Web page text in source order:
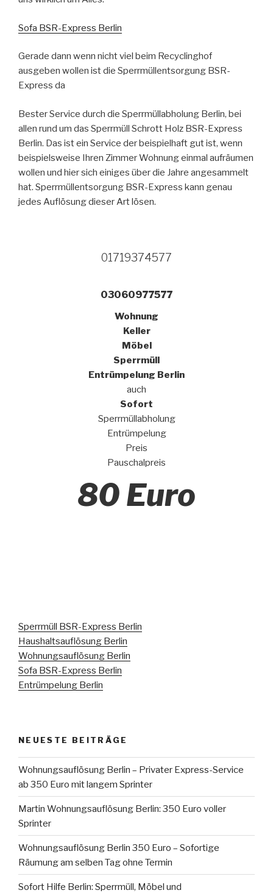
Sofa BSR-Express Berlin
Gerade dann wenn nicht viel beim Recyclinghof
ausgeben wollen ist die Sperrmüllentsorgung BSR-
Express da
Bester Service durch die Sperrmüllabholung Berlin, bei
allen rund um das Sperrmüll Schrott Holz BSR-Express
Berlin. Das ist ein Service der beispielhaft gut ist, wenn
beispielsweise Ihren Zimmer Wohnung einmal aufräumen
wollen und hier sich einiges über die Jahre angesammelt
hat. Sperrmüllentsorgung BSR-Express kann genau
jedes Auflösung dieser Art lösen.
01719374577
03060977577
Wohnung
Keller
Möbel
Sperrmüll
Entrümpelung Berlin
auch
Sofort
Sperrmüllabholung
Entrümpelung
Preis
Pauschalpreis
80 Euro
Sperrmüll BSR-Express Berlin
Haushaltsauflösung Berlin
Wohnungsauflösung Berlin
Sofa BSR-Express Berlin
Entrümpelung Berlin
NEUESTE BEITRÄGE
Wohnungsauflösung Berlin – Privater Express-Service
ab 350 Euro mit langem Sprinter
Martin Wohnungsauflösung Berlin: 350 Euro voller
Sprinter
Wohnungsauflösung Berlin 350 Euro – Sofortige
Räumung am selben Tag ohne Termin
Sofort Hilfe Berlin: Sperrmüll, Möbel und